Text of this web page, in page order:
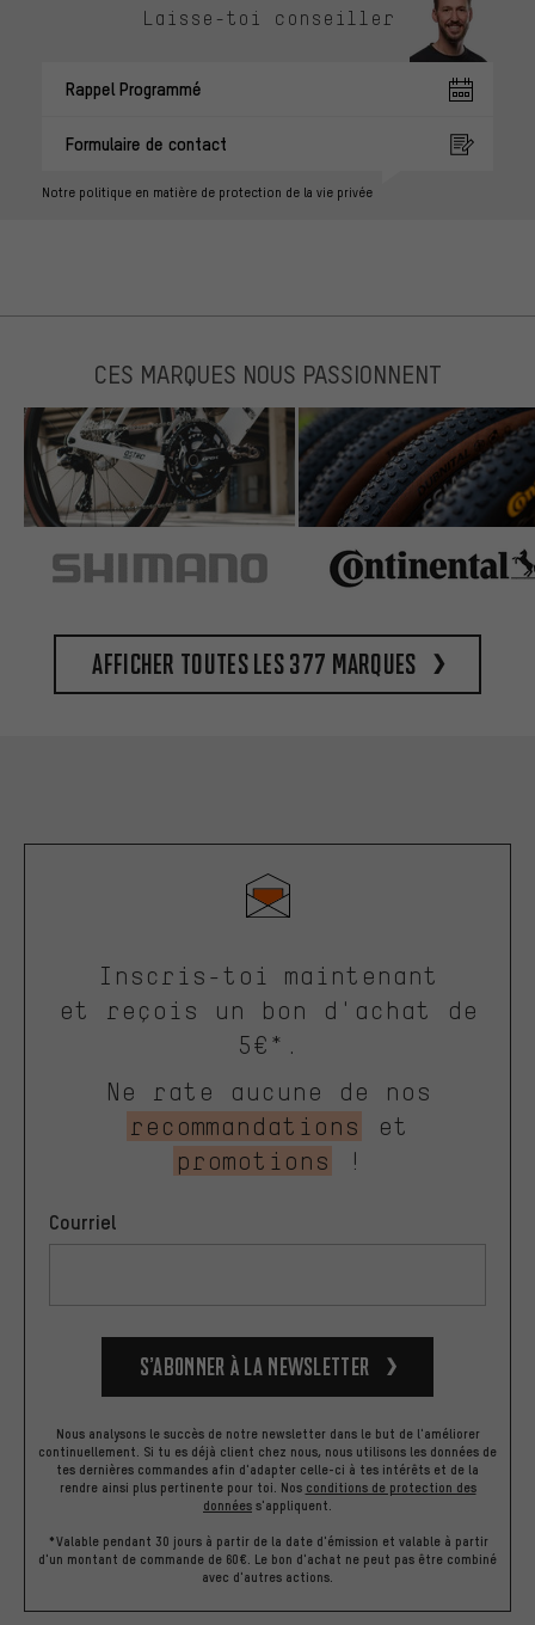
Laisse-toi conseiller
Rappel Programmé
Formulaire de contact
Notre politique en matière de protection de la vie privée
CES MARQUES NOUS PASSIONNENT
Afficher toutes les 377 marques
Inscris-toi maintenant
et reçois un bon d'achat de
5€*.
Ne rate aucune de nos
recommandations
et
promotions
!
Courriel
S’abonner à la newsletter
Nous analysons le succès de notre newsletter dans le but de l'améliorer
continuellement. Si tu es déjà client chez nous, nous utilisons les données de
tes dernières commandes afin d'adapter celle-ci à tes intérêts et de la
rendre ainsi plus pertinente pour toi. Nos conditions de protection des
données s'appliquent.
*Valable pendant 30 jours à partir de la date d'émission et valable à partir
d'un montant de commande de 60€. Le bon d'achat ne peut pas être combiné
avec d'autres actions.